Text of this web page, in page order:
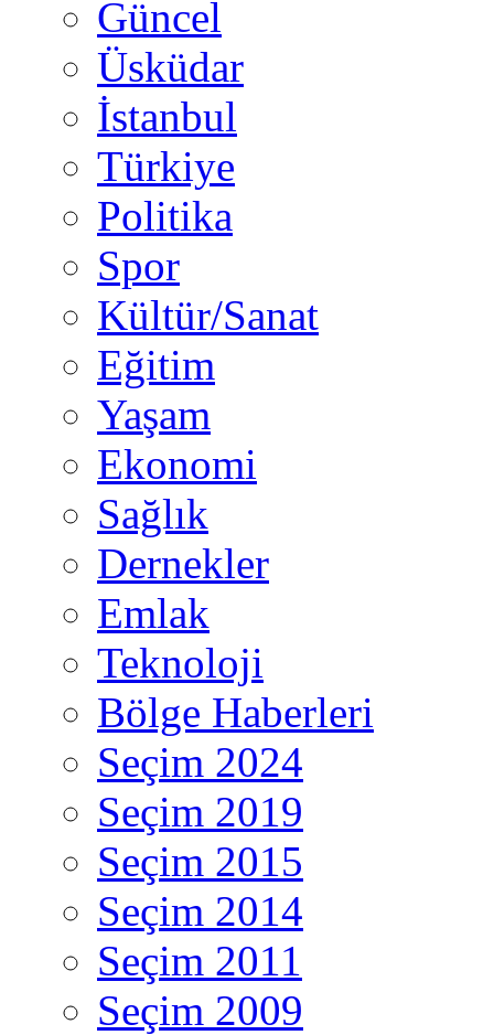
Güncel
Üsküdar
İstanbul
Türkiye
Politika
Spor
Kültür/Sanat
Eğitim
Yaşam
Ekonomi
Sağlık
Dernekler
Emlak
Teknoloji
Bölge Haberleri
Seçim 2024
Seçim 2019
Seçim 2015
Seçim 2014
Seçim 2011
Seçim 2009